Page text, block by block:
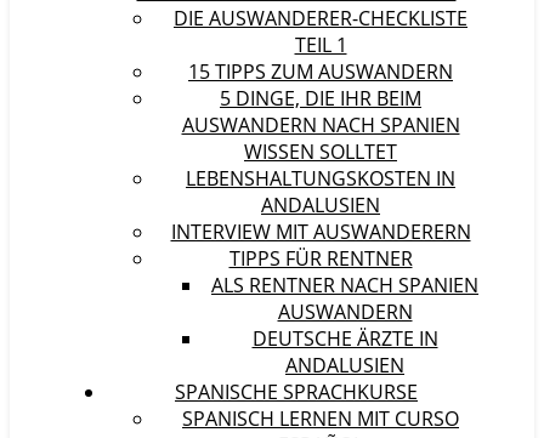
DIE AUSWANDERER-CHECKLISTE
TEIL 1
15 TIPPS ZUM AUSWANDERN
5 DINGE, DIE IHR BEIM
AUSWANDERN NACH SPANIEN
WISSEN SOLLTET
LEBENSHALTUNGSKOSTEN IN
ANDALUSIEN
INTERVIEW MIT AUSWANDERERN
TIPPS FÜR RENTNER
ALS RENTNER NACH SPANIEN
AUSWANDERN
DEUTSCHE ÄRZTE IN
ANDALUSIEN
SPANISCHE SPRACHKURSE
SPANISCH LERNEN MIT CURSO